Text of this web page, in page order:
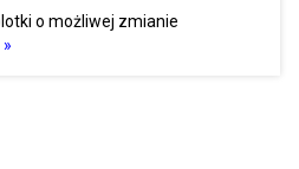
o możliwej zmianie